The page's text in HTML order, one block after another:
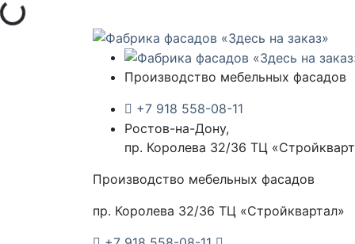
Производство мебельных фасадов
+7 918 558-08-11
Ростов-на-Дону,
пр. Королева 32/36 ТЦ
Производство мебельных фасадов
пр. Королева 32/36 ТЦ «Стройквартал»